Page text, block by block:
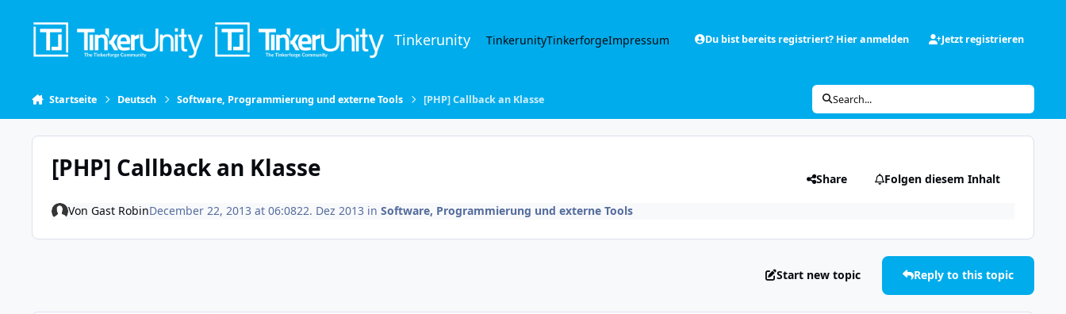
Tinkerunity TinkerunityTinkerforgeImpressum Du bist bereits registriert? Hier anmelden Jetzt registrieren
Startseite Deutsch Software, Programmierung und externe Tools [PHP] Callback an Klasse Search...
[PHP] Callback an Klasse Share Folgen diesem Inhalt
Von Gast RobinDecember 22, 2013 at 06:0822. Dez 2013 in Software, Programmierung und externe Tools
Start new topic Reply to this topic